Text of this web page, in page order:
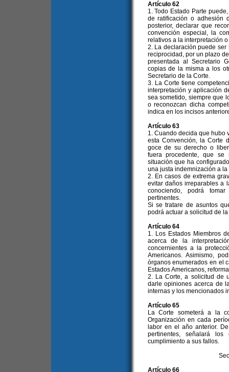
Artículo 62
1. Todo Estado Parte
de ratificación o adhesión
posterior, declarar que
convención especial, la
relativos a la interpretación
2. La declaración puede
reciprocidad, por un plazo
presentada al Secretario
copias de la misma a los
Secretario de la Corte.
3. La Corte tiene
interpretación y aplicación
sea sometido, siempre que
o reconozcan dicha
indica en los incisos
Artículo 63
1. Cuando decida que hubo
esta Convención, la Corte
goce de su derecho o
fuera procedente, que
situación que ha
una justa indemnización a
2. En casos de extrema
evitar daños irreparables a
conociendo, podrá
pertinentes.
Si se tratare de asuntos
podrá actuar a solicitud de
Artículo 64
1. Los Estados Miembros
acerca de la
concernientes a la
Americanos. Asimismo,
órganos enumerados en el
Estados Americanos,
2. La Corte, a solicitud de
darle opiniones acerca de
internas y los mencionados
Artículo 65
La Corte someterá a la
Organización en cada
labor en el año anterior.
pertinentes, señalará
cumplimiento a sus fallos.
Artículo 66